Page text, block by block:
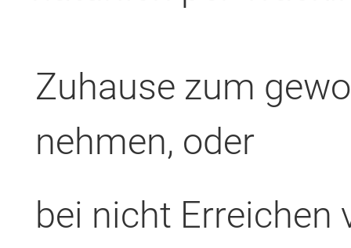
Zuhause zum
nehmen, oder
bei nicht Erreichen